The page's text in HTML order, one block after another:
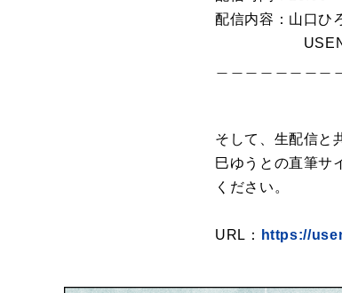
配信内容： 山口ひ
USEN番組「
そして、生配信と
巳ゆうとの直筆サ
ください。
URL： https://